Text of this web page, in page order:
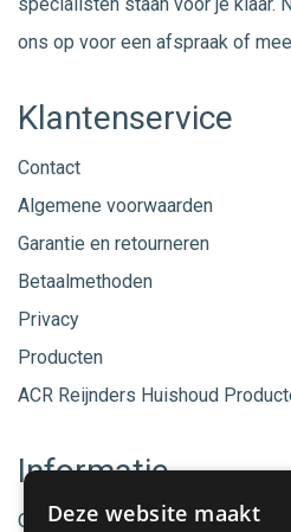
ons op voor een afspraak of
Klantenservice
Contact
Algemene voorwaarden
Garantie en retourneren
Betaalmethoden
Privacy
Producten
ACR Reijnders Huishoud
Informatie
Onze merken
Deze website maakt